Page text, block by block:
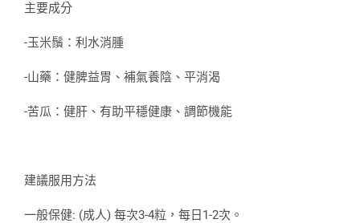
主要成分
-玉米鬚：利水消腫
-山藥：健脾益胃、補氣養陰、平消渴
-苦瓜：健肝、有助平穩健康、調節機能
建議服用方法
一般保健: (成人) 每次3-4粒，每日1-2次。